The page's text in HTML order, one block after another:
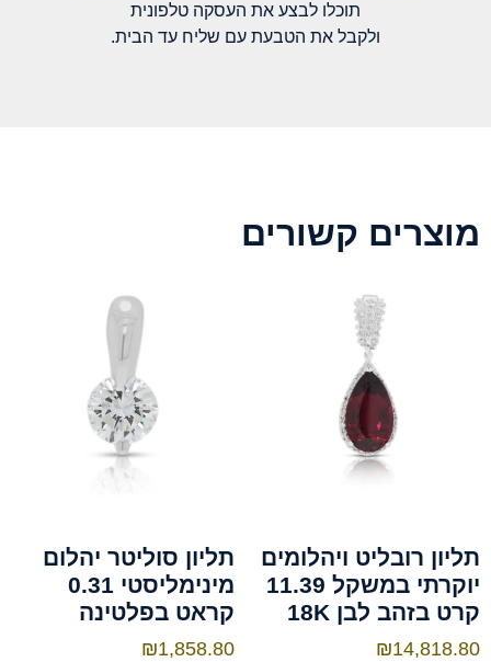
תוכלו לבצע את העסקה טלפונית
ולקבל את הטבעת עם שליח עד הבית.
מוצרים קשורים
תליון רובליט ויהלומים
יוקרתי במשקל 11.39
קרט בזהב לבן 18K
₪14,818.80
תליון סוליטר יהלום
מינימליסטי 0.31
קראט בפלטינה
₪1,858.80